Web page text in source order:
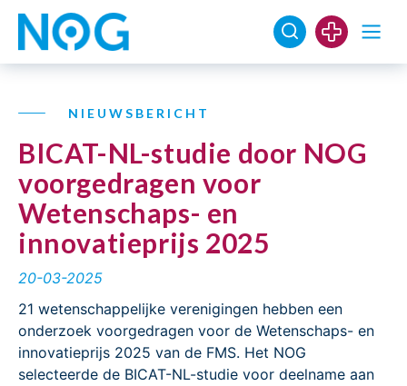
NIEUWSBERICHT
BICAT-NL-studie door NOG
voorgedragen voor
Wetenschaps- en
innovatieprijs 2025
20-03-2025
21 wetenschappelijke verenigingen hebben een
onderzoek voorgedragen voor de Wetenschaps- en
innovatieprijs 2025 van de FMS. Het NOG
selecteerde de BICAT-NL-studie voor deelname aan